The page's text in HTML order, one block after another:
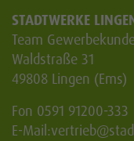
STADTWERKE
Team
Waldstraße 31
49808 Lingen (Ems)
Fon 0591 91200-333
E-Mail:vertrieb